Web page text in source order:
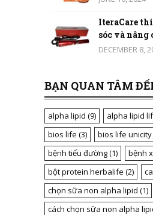
IteraCare
sóc và nâng
DECEMBER 8,
BẠN QUAN TÂM
alpha lipid (9) alpha lipid
bios life (3) bios life unicity
bệnh tiểu đường(1) bệnh
bột protein herbalife (2)
chọn sữa non alpha lipid (1)
cách chọn sữa non alpha